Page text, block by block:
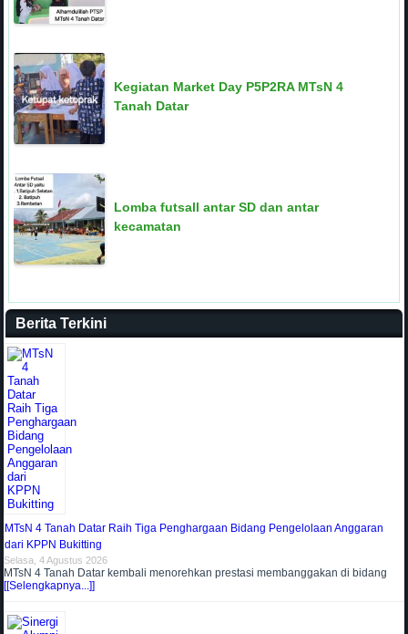
Kegiatan Market Day P5P2RA MTsN 4
Tanah Datar
Lomba futsall antar SD dan antar
kecamatan
Berita Terkini
MTsN 4 Tanah Datar Raih Tiga Penghargaan Bidang Pengelolaan Anggaran
dari KPPN Bukitting
Selasa, 4 Agustus 2026
MTsN 4 Tanah Datar kembali menorehkan prestasi membanggakan di bidang
[[Selengkapnya...]]